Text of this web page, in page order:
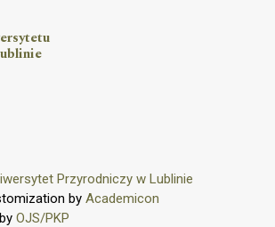
Przyrodniczy w Lublinie
by Academicon
OJS/PKP